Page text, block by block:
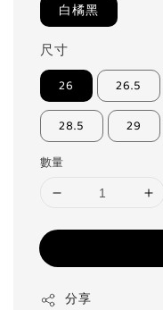
白橘黑
尺寸
26 26.5
28.5 29
數量
分享